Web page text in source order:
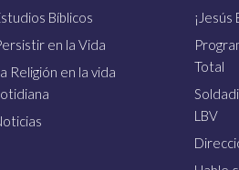
Bíblicos
en la Vida
Religión en la vida
¡Jesús
Total
LBV